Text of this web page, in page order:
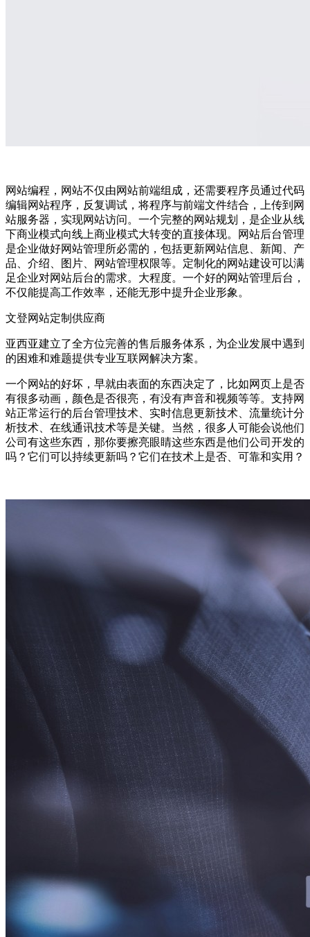
网站编程，网站不仅由网站前端组成，还需要程序员通过代码
编辑网站程序，反复调试，将程序与前端文件结合，上传到网
站服务器，实现网站访问。一个完整的网站规划，是企业从线
下商业模式向线上商业模式大转变的直接体现。网站后台管理
是企业做好网站管理所必需的，包括更新网站信息、新闻、产
品、介绍、图片、网站管理权限等。定制化的网站建设可以满
足企业对网站后台的需求。大程度。一个好的网站管理后台，
不仅能提高工作效率，还能无形中提升企业形象。
文登网站定制供应商
亚西亚建立了全方位完善的售后服务体系，为企业发展中遇到
的困难和难题提供专业互联网解决方案。
一个网站的好坏，早就由表面的东西决定了，比如网页上是否
有很多动画，颜色是否很亮，有没有声音和视频等等。支持网
站正常运行的后台管理技术、实时信息更新技术、流量统计分
析技术、在线通讯技术等是关键。当然，很多人可能会说他们
公司有这些东西，那你要擦亮眼睛这些东西是他们公司开发的
吗？它们可以持续更新吗？它们在技术上是否、可靠和实用？